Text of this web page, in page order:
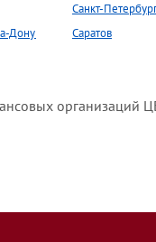
Дону
Санкт-
Саратов
организаций